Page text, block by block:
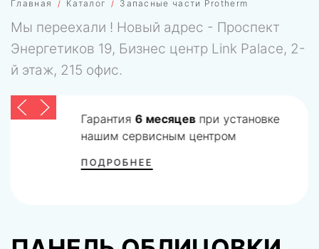
Главная Каталог Запасные части Protherm
Мы переехали ! Новый адрес - Проспект
Энергетиков 19, Бизнес центр Link Palace, 2-
й этаж, 215 офис.
Гарантия 6 месяцевпри установке
нашим сервисным центром
ПОДРОБНЕЕ